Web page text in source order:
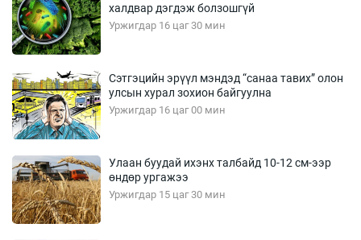
халдвар дэгдэж болзошгүй
Уржигдар 16 цаг 30 мин
Сэтгэцийн эрүүл мэндэд “санаа тавих” олон
улсын хурал зохион байгуулна
Уржигдар 16 цаг 00 мин
Улаан буудай ихэнх талбайд 10-12 см-ээр
өндөр ургажээ
Уржигдар 15 цаг 30 мин